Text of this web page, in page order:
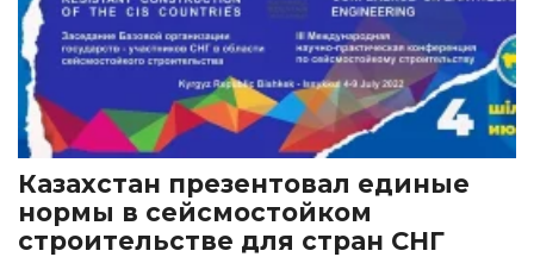
Казахстан презентовал единые
нормы в сейсмостойком
строительстве для стран СНГ